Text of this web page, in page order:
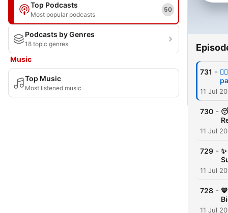
Top Podcasts
Most popular podcasts
50
Podcasts by Genres
18 topic genres
Music
Top Music
Most listened music
731 -
11 Jul
730 -
11 Jul
729 -
11 Jul
728 -
11 Jul